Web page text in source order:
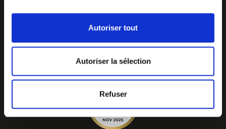
Autoriser tout
Autoriser la sélection
Refuser